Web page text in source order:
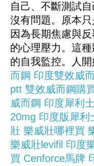
自己、不斷測試
沒有問題。原本
因為長期焦慮與
的心理壓力。這
的自我監控。人
而鋼 印度雙效威
ptt 雙效威而鋼購
威而鋼 印度犀利
20mg 印度版犀利
壯 樂威壯哪裡買
樂威壯levifil 印度
買 Cenforce馬牌